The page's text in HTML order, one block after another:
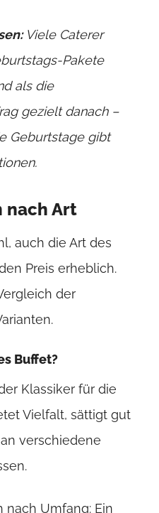
Viele Caterer
Pakete
als die
gezielt danach –
Geburtstage gibt
nach Art
auch die Art des
Preis erheblich.
der
Buffet?
Klassiker für die
Vielfalt, sättigt gut
verschiedene
nach Umfang: Ein